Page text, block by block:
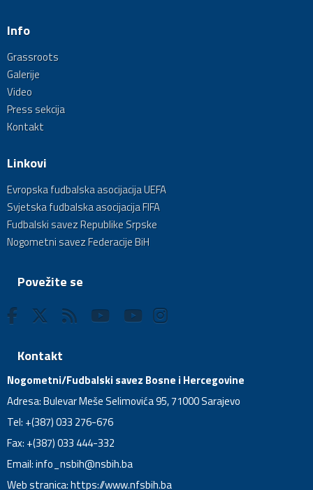
Info
Grassroots
Galerije
Video
Press sekcija
Kontakt
Linkovi
Evropska fudbalska asocijacija UEFA
Svjetska fudbalska asocijacija FIFA
Fudbalski savez Republike Srpske
Nogometni savez Federacije BiH
Povežite se
Kontakt
Nogometni/Fudbalski savez Bosne i Hercegovine
Adresa: Bulevar Meše Selimovića 95, 71000 Sarajevo
Tel: +(387) 033 276-676
Fax: +(387) 033 444-332
Email:info_nsbih@nsbih.ba
Web stranica: https://www.nfsbih.ba